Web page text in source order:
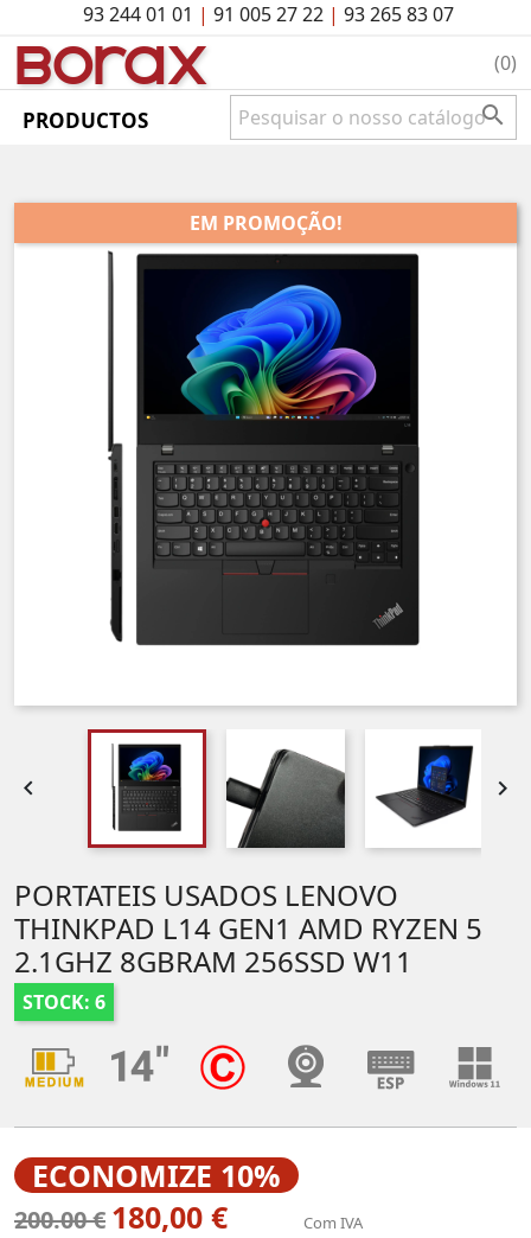
93 244 01 01 | 91 005 27 22| 93 265 83 07
BOrAx (0)
PRODUCTOS 
EM PROMOÇÃO!
 
PORTATEIS USADOS LENOVO
THINKPAD L14 GEN1 AMD RYZEN 5
2.1GHZ 8GBRAM 256SSD W11
STOCK: 6
ECONOMIZE 10%
200.00 € 180,00 € Com IVA